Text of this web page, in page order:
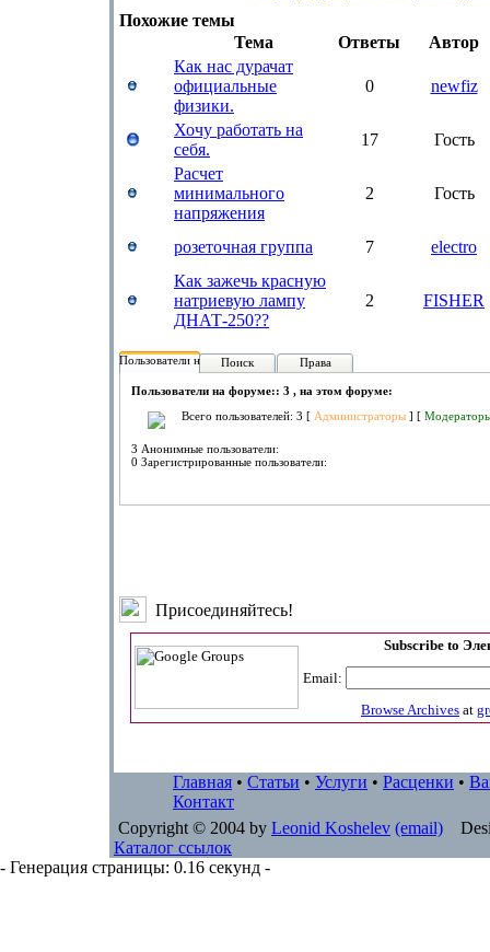
Похожие темы
Тема
Ответы
Автор
Как нас дурачат
официальные
физики.
0 newfiz
Хочу работать на
себя.
17
Гость
Расчет
минимального
напряжения
2 Гость
розеточная группа 7
electro
Как зажечь красную
натриевую лампу
ДНАТ-250??
2 FISHER
Пользователи на форуме:
Поиск Права
Пользователи на форуме:: 3 , на этом форуме:
Всего пользователей: 3 [ Администраторы ] [
3 Анонимные пользователи:
0 Зарегистрированные пользователи:
Присоединяйтесь!
Subscribe to
Email:
Browse Archives at
Главная • Статьи • Услуги • Расценки •
Контакт
Copyright © 2004 by Leonid Koshelev (email)
Каталог ссылок
- Генерация страницы: 0.16 секунд -